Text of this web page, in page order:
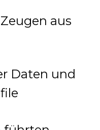
aus
Daten und